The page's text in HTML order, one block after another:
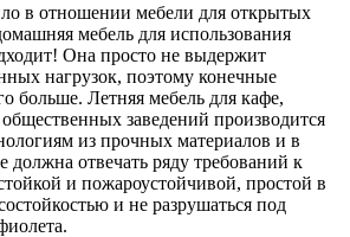
в отношении мебели для открытых
мебель для использования
Она просто не выдержит
нагрузок, поэтому конечные
больше. Летняя мебель для кафе,
заведений производится
из прочных материалов и в
должна отвечать ряду требований к
и пожароустойчивой, простой в
и не разрушаться под